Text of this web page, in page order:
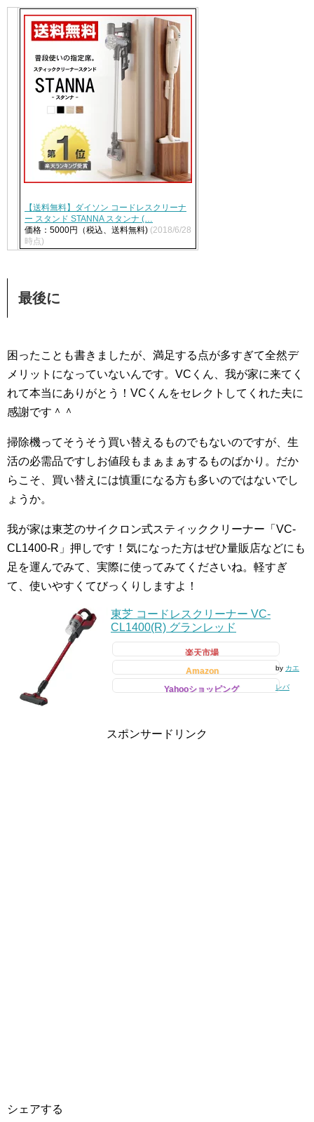
【送料無料】ダイソン コードレスクリーナ
ー スタンド STANNA スタンナ (…
価格：5000円（税込、送料無料) (2018/6/28
時点)
最後に
困ったことも書きましたが、満足する点が多すぎて全然デ
メリットになっていないんです。VCくん、我が家に来てく
れて本当にありがとう！VCくんをセレクトしてくれた夫に
感謝です＾＾
掃除機ってそうそう買い替えるものでもないのですが、生
活の必需品ですしお値段もまぁまぁするものばかり。だか
らこそ、買い替えには慎重になる方も多いのではないでし
ょうか。
我が家は東芝のサイクロン式スティッククリーナー「VC-
CL1400-R」押しです！気になった方はぜひ量販店などにも
足を運んでみて、実際に使ってみてくださいね。軽すぎ
て、使いやすくてびっくりしますよ！
東芝 コードレスクリーナー VC-
CL1400(R) グランレッド
楽天市場
Amazon
Yahooショッピング
by カエ
レバ
スポンサードリンク
シェアする